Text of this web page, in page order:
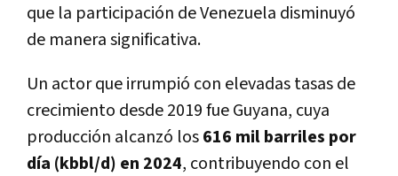
que la participación de Venezuela disminuyó
de manera significativa.
Un actor que irrumpió con elevadas tasas de
crecimiento desde 2019 fue Guyana, cuya
producción alcanzó los616 mil barriles por
día (kbbl/d) en 2024, contribuyendo con el